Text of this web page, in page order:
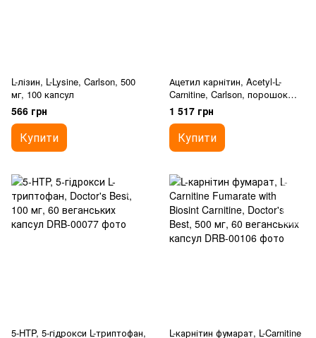
L-лізин, L-Lysine, Carlson, 500
мг, 100 капсул
566 грн
Купити
Ацетил карнітин, Acetyl-L-
Carnitine, Carlson, порошок
амінокислоти, 100 г
1 517 грн
Купити
5-HTP, 5-гідрокси L-триптофан,
L-карнітин фумарат, L-Carnitine